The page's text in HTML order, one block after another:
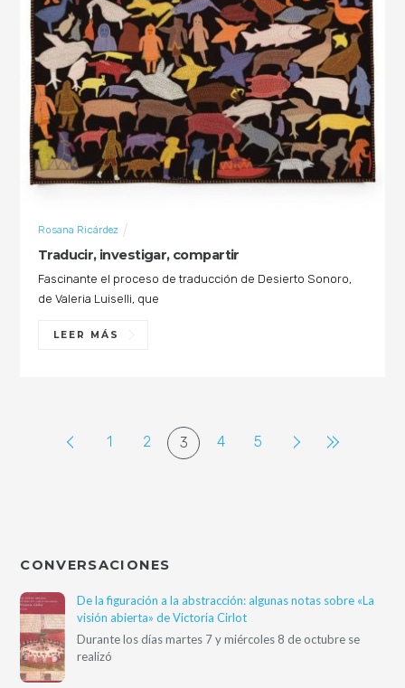
Traducir, investigar, compartir
Rosana Ricárdez
Fascinante el proceso de traducción de Desierto Sonoro,
de Valeria Luiselli, que
LEER MÁS
1 2 3 4 5
CONVERSACIONES
De la figuración a la abstracción: algunas notas sobre «La
visión abierta» de Victoria Cirlot
Durante los días martes 7 y miércoles 8 de octubre se
realizó